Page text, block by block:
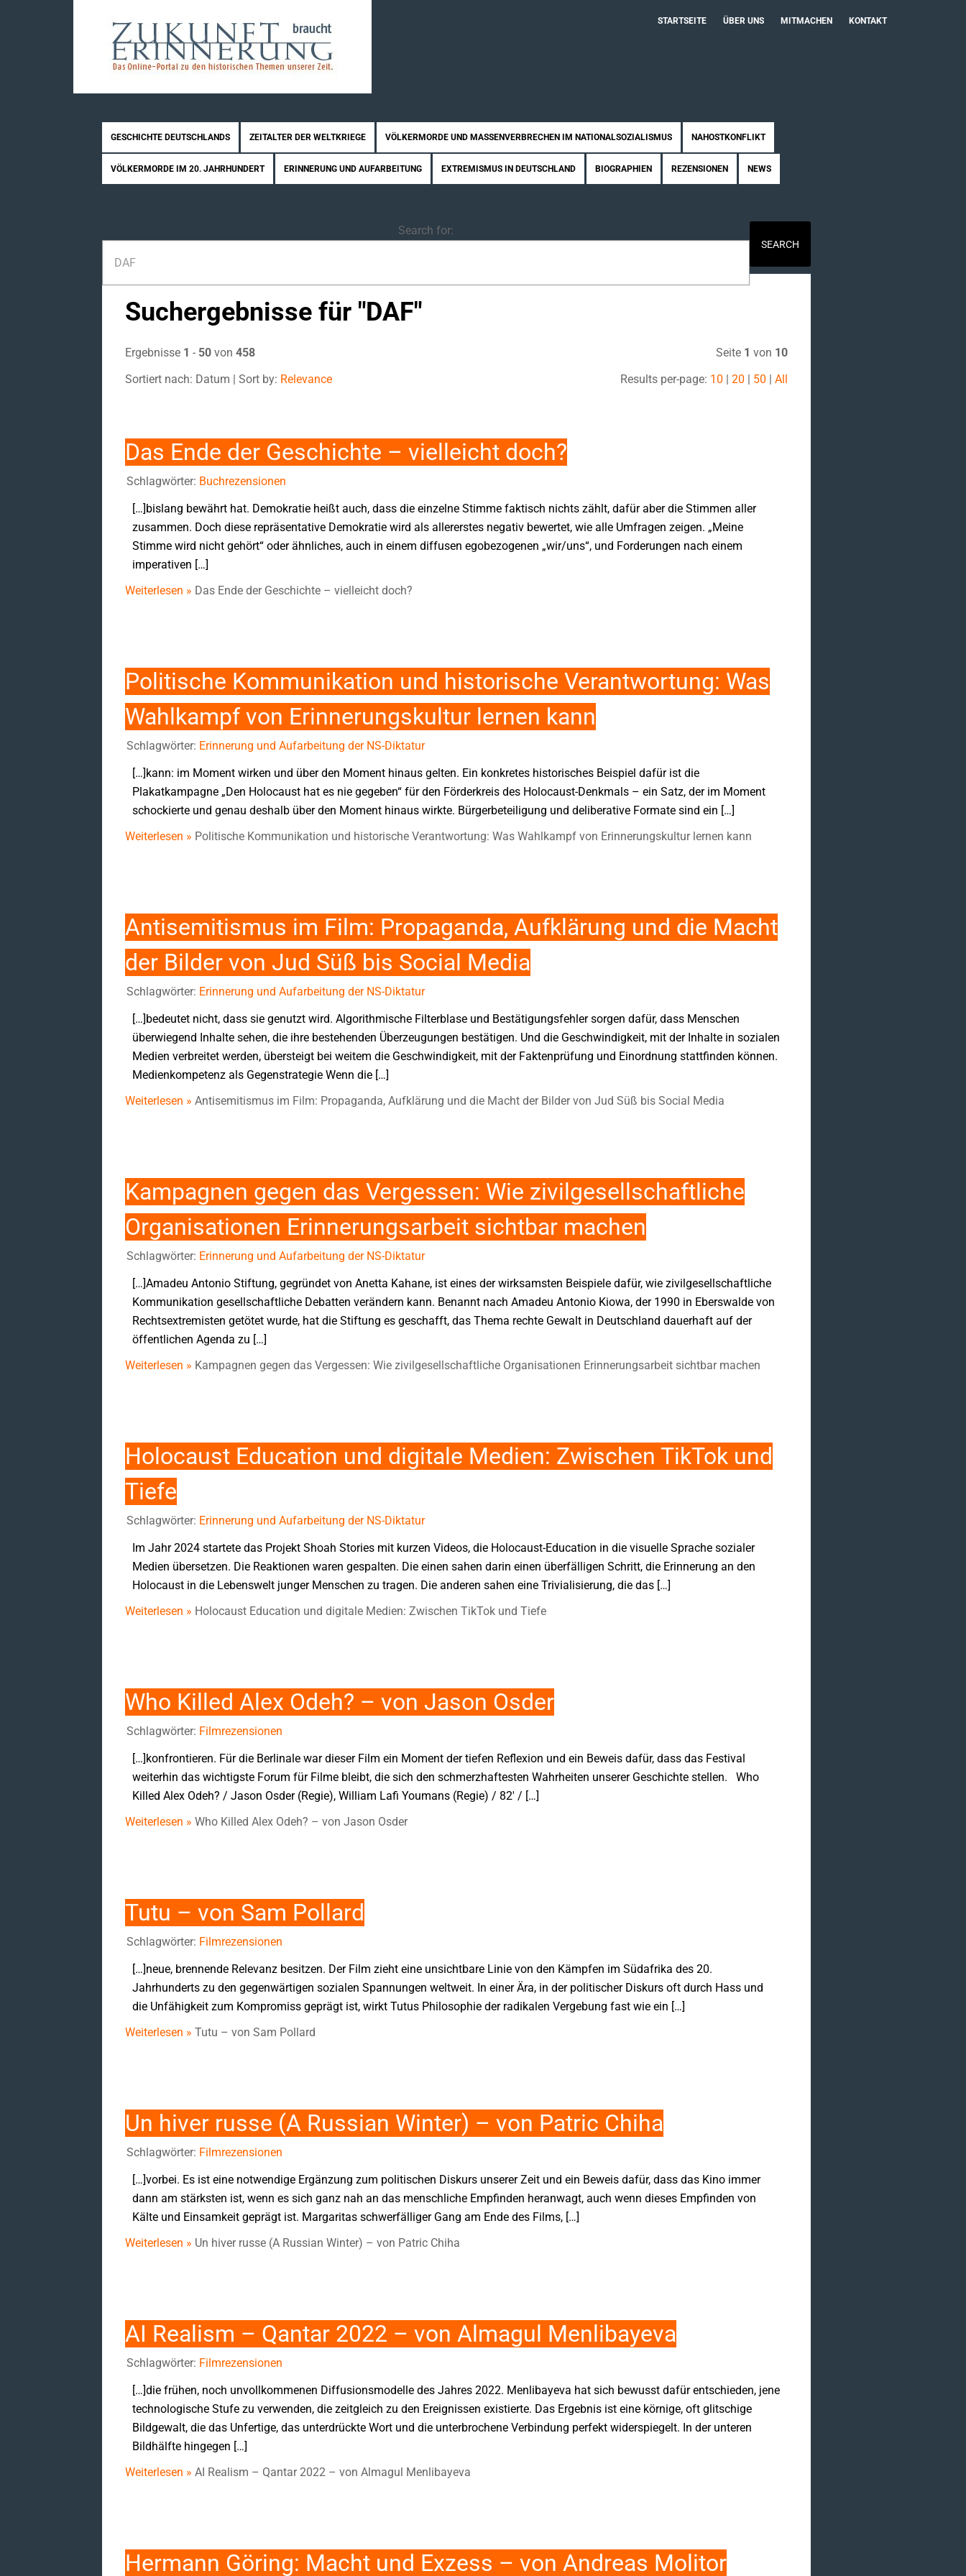
STARTSEITE ÜBER UNS MITMACHEN KONTAKT
GESCHICHTE DEUTSCHLANDS ZEITALTER DER WELTKRIEGE VÖLKERMORDE UND MASSENVERBRECHEN IM NATIONALSOZIALISMUS NAHOSTKONFLIKT
VÖLKERMORDE IM 20. JAHRHUNDERT ERINNERUNG UND AUFARBEITUNG EXTREMISMUS IN DEUTSCHLAND BIOGRAPHIEN REZENSIONEN NEWS
Search for:
Suchergebnisse für "DAF"
Ergebnisse 1 - 50 von 458 Seite 1 von 10
Sortiert nach: Datum | Sort by: Relevance Results per-page: 10 | 20 | 50 | All
Das Ende der Geschichte – vielleicht doch?
Schlagwörter: Buchrezensionen
[…]bislang bewährt hat. Demokratie heißt auch, dass die einzelne Stimme faktisch nichts zählt, dafür aber die Stimmen aller
zusammen. Doch diese repräsentative Demokratie wird als allererstes negativ bewertet, wie alle Umfragen zeigen. „Meine
Stimme wird nicht gehört“ oder ähnliches, auch in einem diffusen egobezogenen „wir/uns“, und Forderungen nach einem
imperativen […]
Weiterlesen » Das Ende der Geschichte – vielleicht doch?
Politische Kommunikation und historische Verantwortung: Was
Wahlkampf von Erinnerungskultur lernen kann
Schlagwörter: Erinnerung und Aufarbeitung der NS-Diktatur
[…]kann: im Moment wirken und über den Moment hinaus gelten. Ein konkretes historisches Beispiel dafür ist die
Plakatkampagne „Den Holocaust hat es nie gegeben“ für den Förderkreis des Holocaust-Denkmals – ein Satz, der im Moment
schockierte und genau deshalb über den Moment hinaus wirkte. Bürgerbeteiligung und deliberative Formate sind ein […]
Weiterlesen » Politische Kommunikation und historische Verantwortung: Was Wahlkampf von Erinnerungskultur lernen kann
Antisemitismus im Film: Propaganda, Aufklärung und die Macht
der Bilder von Jud Süß bis Social Media
Schlagwörter: Erinnerung und Aufarbeitung der NS-Diktatur
[…]bedeutet nicht, dass sie genutzt wird. Algorithmische Filterblase und Bestätigungsfehler sorgen dafür, dass Menschen
überwiegend Inhalte sehen, die ihre bestehenden Überzeugungen bestätigen. Und die Geschwindigkeit, mit der Inhalte in sozialen
Medien verbreitet werden, übersteigt bei weitem die Geschwindigkeit, mit der Faktenprüfung und Einordnung stattfinden können.
Medienkompetenz als Gegenstrategie Wenn die […]
Weiterlesen » Antisemitismus im Film: Propaganda, Aufklärung und die Macht der Bilder von Jud Süß bis Social Media
Kampagnen gegen das Vergessen: Wie zivilgesellschaftliche
Organisationen Erinnerungsarbeit sichtbar machen
Schlagwörter: Erinnerung und Aufarbeitung der NS-Diktatur
[…]Amadeu Antonio Stiftung, gegründet von Anetta Kahane, ist eines der wirksamsten Beispiele dafür, wie zivilgesellschaftliche
Kommunikation gesellschaftliche Debatten verändern kann. Benannt nach Amadeu Antonio Kiowa, der 1990 in Eberswalde von
Rechtsextremisten getötet wurde, hat die Stiftung es geschafft, das Thema rechte Gewalt in Deutschland dauerhaft auf der
öffentlichen Agenda zu […]
Weiterlesen » Kampagnen gegen das Vergessen: Wie zivilgesellschaftliche Organisationen Erinnerungsarbeit sichtbar machen
Holocaust Education und digitale Medien: Zwischen TikTok und
Tiefe
Schlagwörter: Erinnerung und Aufarbeitung der NS-Diktatur
Im Jahr 2024 startete das Projekt Shoah Stories mit kurzen Videos, die Holocaust-Education in die visuelle Sprache sozialer
Medien übersetzen. Die Reaktionen waren gespalten. Die einen sahen darin einen überfälligen Schritt, die Erinnerung an den
Holocaust in die Lebenswelt junger Menschen zu tragen. Die anderen sahen eine Trivialisierung, die das […]
Weiterlesen » Holocaust Education und digitale Medien: Zwischen TikTok und Tiefe
Who Killed Alex Odeh? – von Jason Osder
Schlagwörter: Filmrezensionen
[…]konfrontieren. Für die Berlinale war dieser Film ein Moment der tiefen Reflexion und ein Beweis dafür, dass das Festival
weiterhin das wichtigste Forum für Filme bleibt, die sich den schmerzhaftesten Wahrheiten unserer Geschichte stellen. Who
Killed Alex Odeh? / Jason Osder (Regie), William Lafi Youmans (Regie) / 82′ / […]
Weiterlesen » Who Killed Alex Odeh? – von Jason Osder
Tutu – von Sam Pollard
Schlagwörter: Filmrezensionen
[…]neue, brennende Relevanz besitzen. Der Film zieht eine unsichtbare Linie von den Kämpfen im Südafrika des 20.
Jahrhunderts zu den gegenwärtigen sozialen Spannungen weltweit. In einer Ära, in der politischer Diskurs oft durch Hass und
die Unfähigkeit zum Kompromiss geprägt ist, wirkt Tutus Philosophie der radikalen Vergebung fast wie ein […]
Weiterlesen » Tutu – von Sam Pollard
Un hiver russe (A Russian Winter) – von Patric Chiha
Schlagwörter: Filmrezensionen
[…]vorbei. Es ist eine notwendige Ergänzung zum politischen Diskurs unserer Zeit und ein Beweis dafür, dass das Kino immer
dann am stärksten ist, wenn es sich ganz nah an das menschliche Empfinden heranwagt, auch wenn dieses Empfinden von
Kälte und Einsamkeit geprägt ist. Margaritas schwerfälliger Gang am Ende des Films, […]
Weiterlesen » Un hiver russe (A Russian Winter) – von Patric Chiha
AI Realism – Qantar 2022 – von Almagul Menlibayeva
Schlagwörter: Filmrezensionen
[…]die frühen, noch unvollkommenen Diffusionsmodelle des Jahres 2022. Menlibayeva hat sich bewusst dafür entschieden, jene
technologische Stufe zu verwenden, die zeitgleich zu den Ereignissen existierte. Das Ergebnis ist eine körnige, oft glitschige
Bildgewalt, die das Unfertige, das unterdrückte Wort und die unterbrochene Verbindung perfekt widerspiegelt. In der unteren
Bildhälfte hingegen […]
Weiterlesen » AI Realism – Qantar 2022 – von Almagul Menlibayeva
Hermann Göring: Macht und Exzess – von Andreas Molitor